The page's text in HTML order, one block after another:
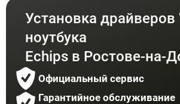
Установка драйверов
ноутбука
Echips в Ростове-на-
Официальный сервис
Гарантийное обслуживание